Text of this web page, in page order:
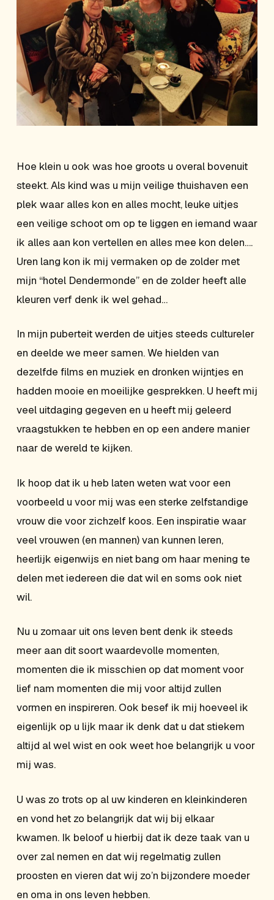
Hoe klein u ook was hoe groots u overal bovenuit
steekt. Als kind was u mijn veilige thuishaven een
plek waar alles kon en alles mocht, leuke uitjes
een veilige schoot om op te liggen en iemand waar
ik alles aan kon vertellen en alles mee kon delen….
Uren lang kon ik mij vermaken op de zolder met
mijn “hotel Dendermonde” en de zolder heeft alle
kleuren verf denk ik wel gehad…
In mijn puberteit werden de uitjes steeds cultureler
en deelde we meer samen. We hielden van
dezelfde films en muziek en dronken wijntjes en
hadden mooie en moeilijke gesprekken. U heeft mij
veel uitdaging gegeven en u heeft mij geleerd
vraagstukken te hebben en op een andere manier
naar de wereld te kijken.
Ik hoop dat ik u heb laten weten wat voor een
voorbeeld u voor mij was een sterke zelfstandige
vrouw die voor zichzelf koos. Een inspiratie waar
veel vrouwen (en mannen) van kunnen leren,
heerlijk eigenwijs en niet bang om haar mening te
delen met iedereen die dat wil en soms ook niet
wil.
Nu u zomaar uit ons leven bent denk ik steeds
meer aan dit soort waardevolle momenten,
momenten die ik misschien op dat moment voor
lief nam momenten die mij voor altijd zullen
vormen en inspireren. Ook besef ik mij hoeveel ik
eigenlijk op u lijk maar ik denk dat u dat stiekem
altijd al wel wist en ook weet hoe belangrijk u voor
mij was.
U was zo trots op al uw kinderen en kleinkinderen
en vond het zo belangrijk dat wij bij elkaar
kwamen. Ik beloof u hierbij dat ik deze taak van u
over zal nemen en dat wij regelmatig zullen
proosten en vieren dat wij zo’n bijzondere moeder
en oma in ons leven hebben.